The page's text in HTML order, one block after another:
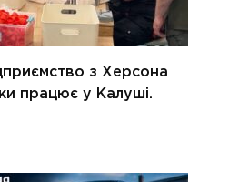
з Херсона
працює у Калуші.